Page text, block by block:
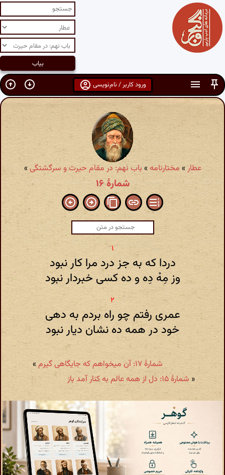
ورود کاربر / نام‌نویسی
عطار» مختارنامه» باب نهم: در مقام حیرت و سرگشتگی»
شمارهٔ ۱۶
دردا که به جز درد مرا کار نبود
وز مِهْ دِه و ده کسی خبردار نبود
عمری رفتم چو راه بردم به دهی
خود در همه ده نشان دیار نبود
شمارهٔ ۱۷: آن میخواهم که جایگاهی گیرم
»
« شمارهٔ ۱۵: دل از همه عالم به کنار آمد باز